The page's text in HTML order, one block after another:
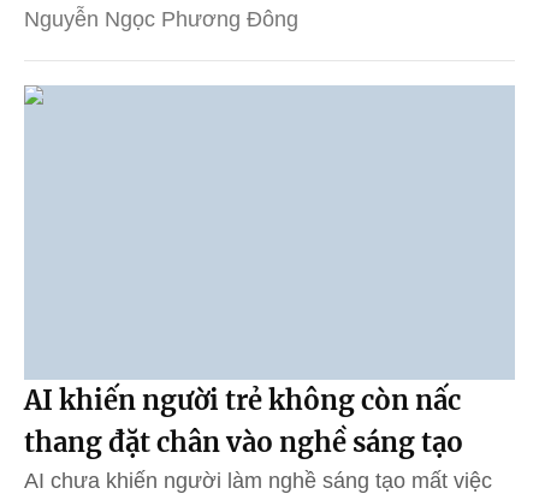
Nguyễn Ngọc Phương Đông
AI khiến người trẻ không còn nấc
thang đặt chân vào nghề sáng tạo
AI chưa khiến người làm nghề sáng tạo mất việc